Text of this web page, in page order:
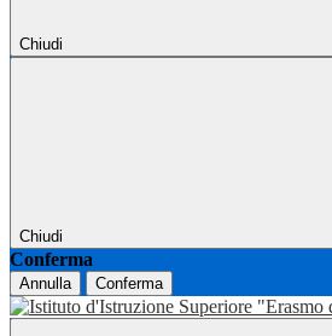
Chiudi
Chiudi
Conferma
Annulla Conferma